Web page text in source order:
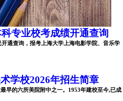
专业校考成绩开通查询
通查询，报考上海大学上海电影学院、音乐学
学校2026年招生简章
早的六所美院附中之一。1953年建校至今,已成